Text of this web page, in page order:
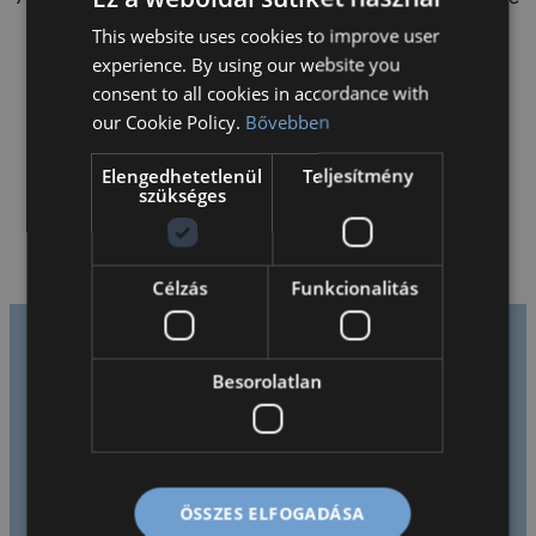
tanít természettudományos tárgyakat Bilingual
Programban.
:
Adam
Whitcroft
Tanáraink mondták
rólunk
HUNGARIAN
ENGLISH
This website uses cookies to improve user
experience. By using our website you
consent to all cookies in accordance with
our Cookie Policy. Bővebben
Elengedhetetlenül
szükséges
Teljesítmény
Célzás Funkcionalitás
Besorolatlan
ÖSSZES ELFOGADÁSA